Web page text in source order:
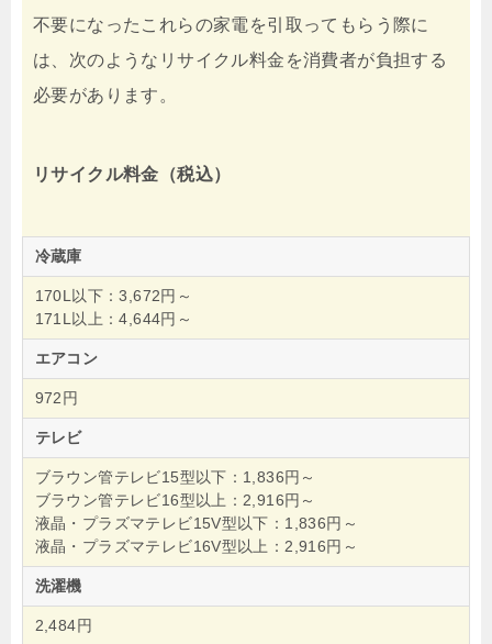
不要になったこれらの家電を引取ってもらう際に
は、次のようなリサイクル料金を消費者が負担する
必要があります。
リサイクル料金（税込）
冷蔵庫
170L以下：3,672円～
171L以上：4,644円～
エアコン
972円
テレビ
ブラウン管テレビ15型以下：1,836円～
ブラウン管テレビ16型以上：2,916円～
液晶・プラズマテレビ15V型以下：1,836円～
液晶・プラズマテレビ16V型以上：2,916円～
洗濯機
2,484円